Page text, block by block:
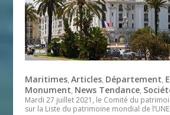
Maritimes,Articles, Département,
Monument, News Tendance,
Mardi 27 juillet 2021, le Comité du
sur la Liste du patrimoine mondial de